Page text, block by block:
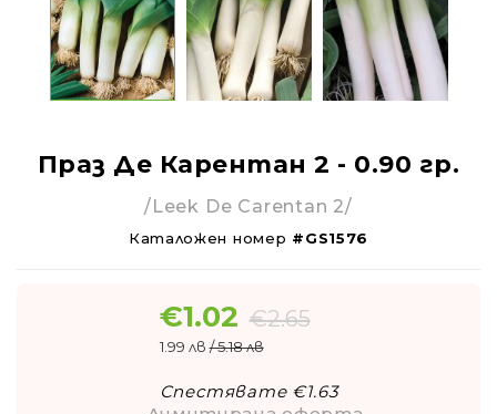
Праз Де Карентан 2 - 0.90 гр.
/Leek De Carentan 2/
Каталожен номер #GS1576
€1.02 €2.65
1.99 лв / 5.18 лв
Спестявате €1.63